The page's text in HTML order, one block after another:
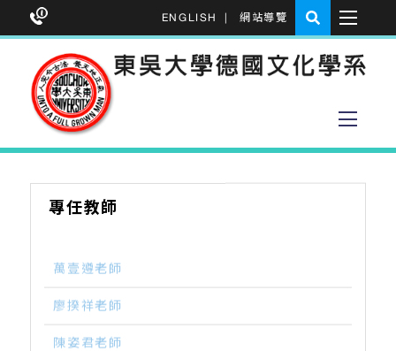
ENGLISH 網站導覽
專任教師
萬壹遵老師
廖揆祥老師
陳姿君老師